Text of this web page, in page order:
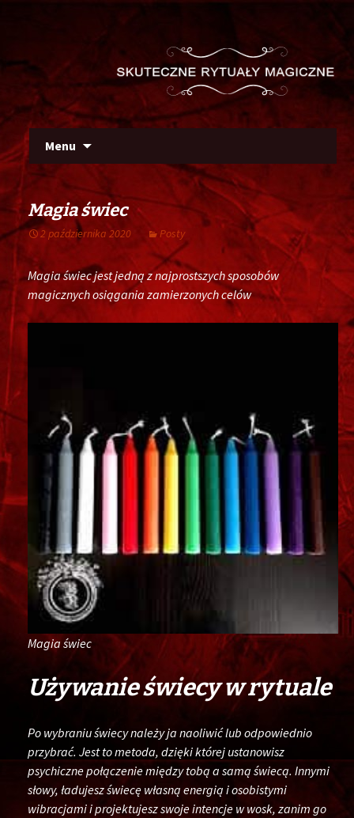
Menu
content
Magia świec
2 października 2020 Posty
Magia świec jest jedną z najprostszych sposobów
magicznych osiągania zamierzonych celów
Magia świec
Używanie świecy w rytuale
Po wybraniu świecy należy ja naoliwić lub odpowiednio
przybrać. Jest to metoda, dzięki której ustanowisz
psychiczne połączenie między tobą a samą świecą. Innymi
słowy, ładujesz świecę własną energią i osobistymi
wibracjami i projektujesz swoje intencje w wosk, zanim go